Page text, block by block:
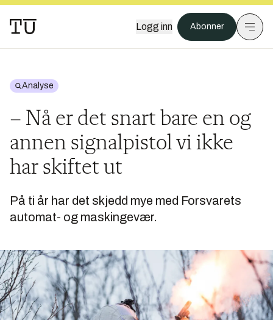
Logg inn Abonner
Analyse
– Nå er det snart bare en og
annen signalpistol vi ikke
har skiftet ut
På ti år har det skjedd mye med Forsvarets
automat- og maskingevær.